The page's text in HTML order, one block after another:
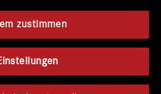
zustimmen